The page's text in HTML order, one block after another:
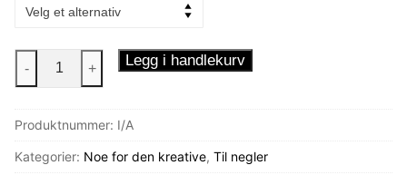
Neglestickers
Pusekatter
- + Legg i handlekurv
Produktnummer: I/A
Kategorier: Noe for den kreative, Til negler